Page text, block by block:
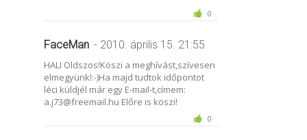
0
FaceMan - 2010. április 15. 21:55
HALI Oldszos!Köszi a meghívást,szívesen
elmegyünk!:-)Ha majd tudtok időpontot
léci küldjél már egy E-mail-t,címem:
a.j73@freemail.hu Előre is köszi!
0